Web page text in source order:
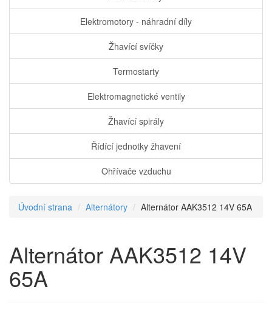
Elektromotory - náhradní díly
Žhavící svíčky
Termostarty
Elektromagnetické ventily
Žhavící spirály
Řídící jednotky žhavení
Ohřívače vzduchu
Úvodní strana Alternátory Alternátor AAK3512 14V 65A
Alternátor AAK3512 14V
65A